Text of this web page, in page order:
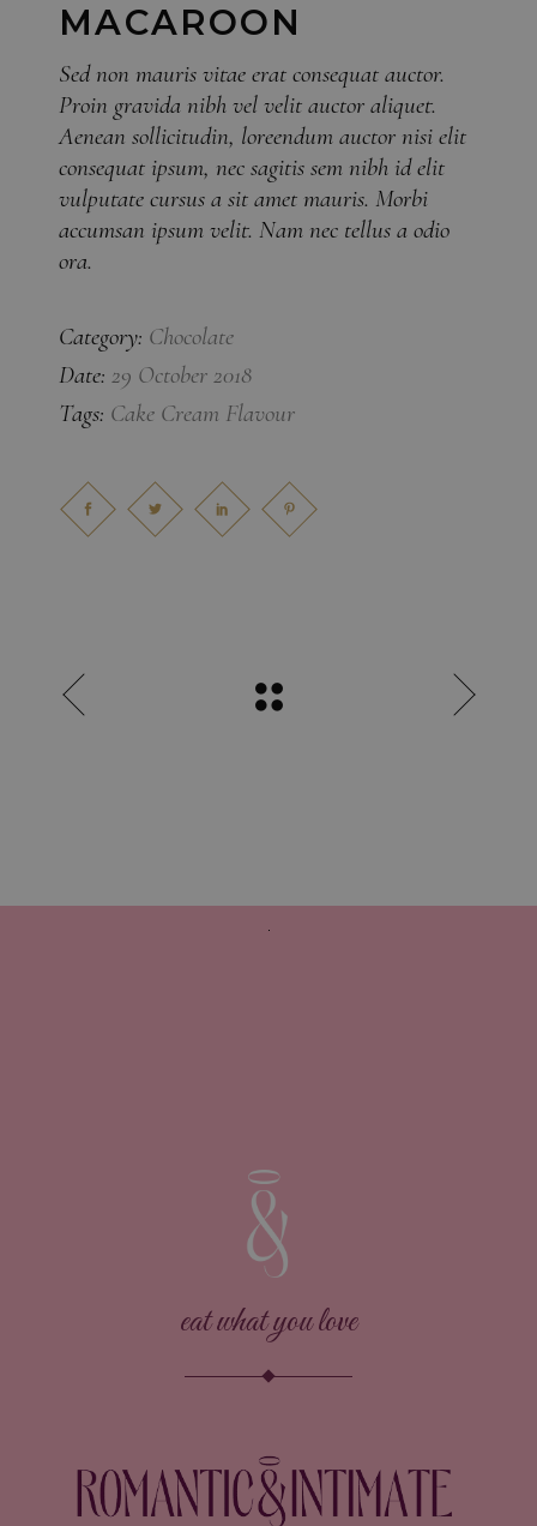
MACAROON
Sed non mauris vitae erat consequat auctor.
Proin gravida nibh vel velit auctor aliquet.
Aenean sollicitudin, loreendum auctor nisi elit
consequat ipsum, nec sagitis sem nibh id elit
vulputate cursus a sit amet mauris. Morbi
accumsan ipsum velit. Nam nec tellus a odio
ora.
Category: Chocolate
Date: 29 October 2018
Tags: Cake Cream Flavour
eat what you love